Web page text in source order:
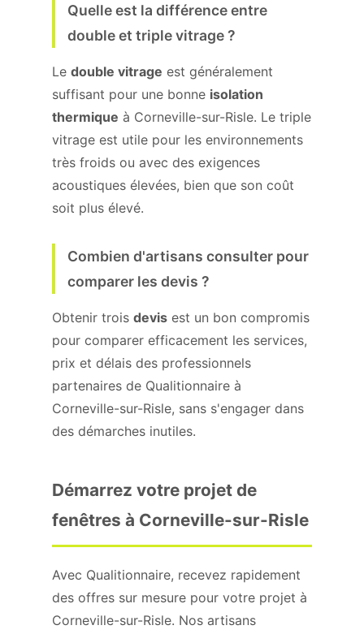
Quelle est la différence entre
double et triple vitrage ?
Le double vitrage est généralement
suffisant pour une bonne isolation
thermique à Corneville-sur-Risle. Le triple
vitrage est utile pour les environnements
très froids ou avec des exigences
acoustiques élevées, bien que son coût
soit plus élevé.
Combien d'artisans consulter pour
comparer les devis ?
Obtenir trois devis est un bon compromis
pour comparer efficacement les services,
prix et délais des professionnels
partenaires de Qualitionnaire à
Corneville-sur-Risle, sans s'engager dans
des démarches inutiles.
Démarrez votre projet de
fenêtres à Corneville-sur-Risle
Avec Qualitionnaire, recevez rapidement
des offres sur mesure pour votre projet à
Corneville-sur-Risle. Nos artisans